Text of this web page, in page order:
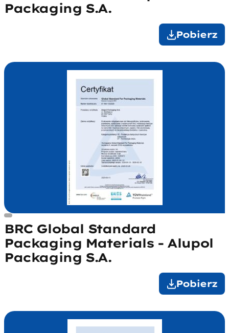
Packaging S.A.
Pobierz
BRC Global Standard
Packaging Materials - Alupol
Packaging S.A.
Pobierz